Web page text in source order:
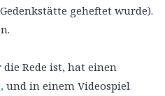
geheftet wurde).
Rede ist, hat einen
und in einem Videospiel